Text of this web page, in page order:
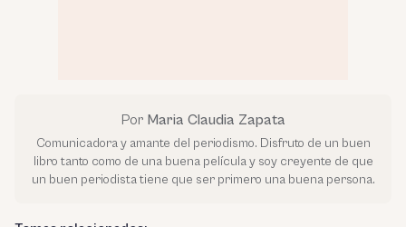
Por Maria Claudia Zapata
Comunicadora y amante del periodismo. Disfruto de un buen
libro tanto como de una buena película y soy creyente de que
un buen periodista tiene que ser primero una buena persona.